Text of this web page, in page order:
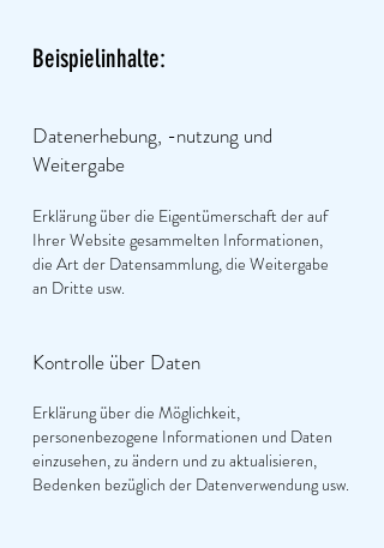
Beispielinhalte:
Datenerhebung, -nutzung und
Weitergabe
Erklärung über die Eigentümerschaft der auf
Ihrer Website gesammelten Informationen,
die Art der Datensammlung, die Weitergabe
an Dritte usw.
Kontrolle über Daten
Erklärung über die Möglichkeit,
personenbezogene Informationen und Daten
einzusehen, zu ändern und zu aktualisieren,
Bedenken bezüglich der Datenverwendung usw.